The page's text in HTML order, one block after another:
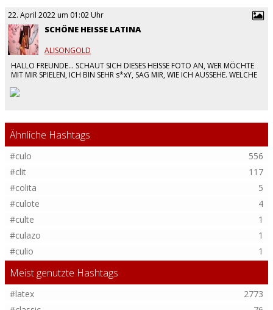
22. April 2022 um 01:02 Uhr
SCHÖNE HEISSE LATINA
ALISONGOLD
HALLO FREUNDE... SCHAUT SICH DIESES HEISSE FOTO AN, WER MÖCHTE
MIT MIR SPIELEN, ICH BIN SEHR s*xY, SAG MIR, WIE ICH AUSSEHE. WELCHE
#HEISS
Ähnliche Hashtags
#culo
556
#clit
117
#colita
5
#culote
4
#culte
1
#culazo
1
#culio
1
Meist genutzte Hashtags
#latex
2773